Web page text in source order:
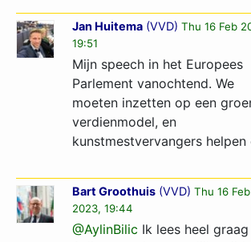
Jan Huitema (VVD) Thu 16 Feb
19:51
Mijn speech in het Europees
Parlement vanochtend. We
moeten inzetten op een
verdienmodel, en
kunstmestvervangers helpen
Bart Groothuis (VVD) Thu 16 Feb
2023, 19:44
@AylinBilic Ik lees heel